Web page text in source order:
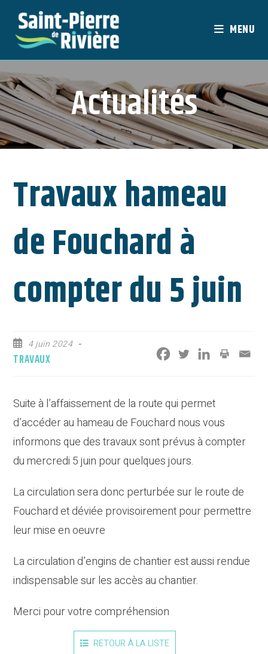
content
MENU
Actualités
Travaux hameau
de Fouchard à
compter du 5 juin
Publication
publiée :
4 juin 2024
Post
TRAVAUX
Suite à l’affaissement de la route qui permet
d’accéder au hameau de Fouchard nous vous
informons que des travaux sont prévus à compter
du mercredi 5 juin pour quelques jours.
La circulation sera donc perturbée sur le route de
Fouchard et déviée provisoirement pour permettre
leur mise en oeuvre
La circulation d’engins de chantier est aussi rendue
indispensable sur les accès au chantier.
Merci pour votre compréhension
RETOUR À LA LISTE